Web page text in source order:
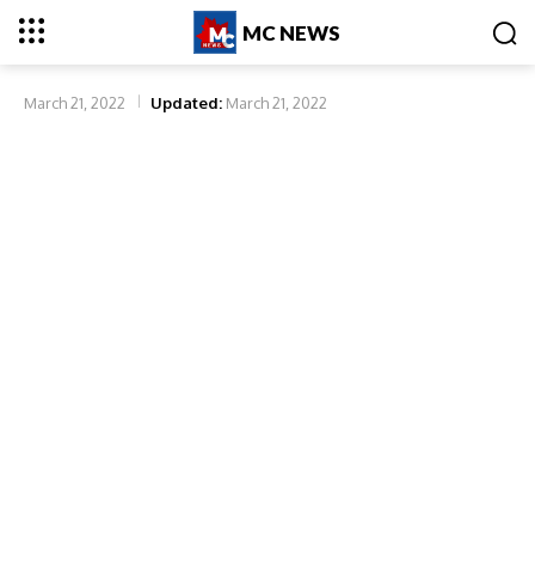
MC NEWS
March 21, 2022 Updated: March 21, 2022